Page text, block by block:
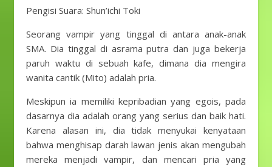
Pengisi Suara: Shun’ichi Toki
Seorang vampir yang tinggal di antara anak-anak
SMA. Dia tinggal di asrama putra dan juga bekerja
paruh waktu di sebuah kafe, dimana dia mengira
wanita cantik (Mito) adalah pria.
Meskipun ia memiliki kepribadian yang egois, pada
dasarnya dia adalah orang yang serius dan baik hati.
Karena alasan ini, dia tidak menyukai kenyataan
bahwa menghisap darah lawan jenis akan mengubah
mereka menjadi vampir, dan mencari pria yang